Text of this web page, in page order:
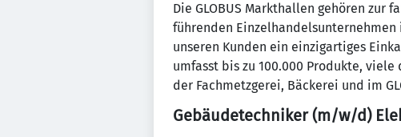
Die GLOBUS Markthallen gehören zur
führenden
unseren Kunden ein einzigartiges
umfasst bis zu 100.000 Produkte,
der Fachmetzgerei, Bäckerei und im
Gebäudetechniker (m/w/d)